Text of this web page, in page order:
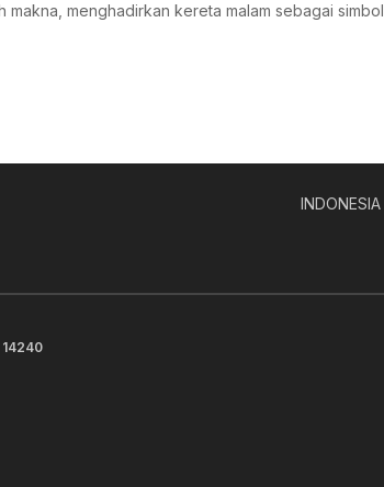
menghadirkan kereta malam sebagai simbol
INDONESIA
14240